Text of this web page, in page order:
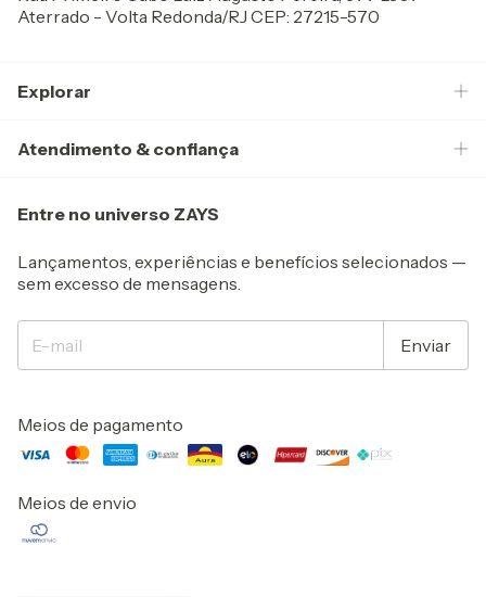
Aterrado - Volta Redonda/RJ CEP: 27215-570
Explorar
Atendimento & confiança
Entre no universo ZAYS
Lançamentos, experiências e benefícios selecionados —
sem excesso de mensagens.
Meios de pagamento
Meios de envio